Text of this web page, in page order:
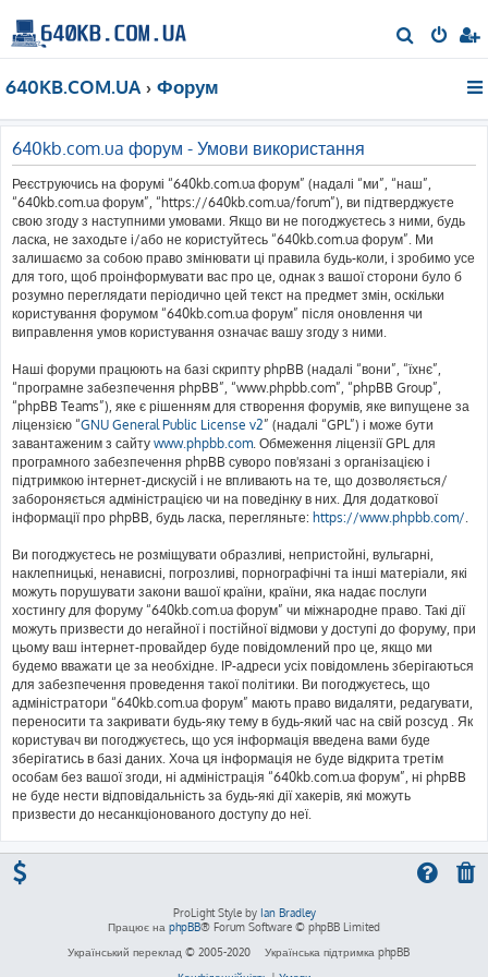
о
640KB.COM.UA Форум
640kb.com.ua форум - Умови використання
Реєструючись на форумі “640kb.com.ua форум” (надалі “ми”, “наш”,
“640kb.com.ua форум”, “https://640kb.com.ua/forum”), ви підтверджуєте
свою згоду з наступними умовами. Якщо ви не погоджуєтесь з ними, будь
ласка, не заходьте і/або не користуйтесь “640kb.com.ua форум”. Ми
залишаємо за собою право змінювати ці правила будь-коли, і зробимо усе
для того, щоб проінформувати вас про це, однак з вашої сторони було б
розумно переглядати періодично цей текст на предмет змін, оскільки
користування форумом “640kb.com.ua форум” після оновлення чи
виправлення умов користування означає вашу згоду з ними.
Наші форуми працюють на базі скрипту phpBB (надалі “вони”, “їхнє”,
“програмне забезпечення phpBB”, “www.phpbb.com”, “phpBB Group”,
“phpBB Teams”), яке є рішенням для створення форумів, яке випущене за
ліцензією “GNU General Public License v2” (надалі “GPL”) і може бути
завантаженим з сайту www.phpbb.com. Обмеження ліцензії GPL для
програмного забезпечення phpBB суворо пов'язані з організацією і
підтримкою інтернет-дискусій і не впливають на те, що дозволяється/
забороняється адміністрацією чи на поведінку в них. Для додаткової
інформації про phpBB, будь ласка, перегляньте: https://www.phpbb.com/.
Ви погоджуєтесь не розміщувати образливі, непристойні, вульгарні,
наклепницькі, ненависні, погрозливі, порнографічні та інші матеріали, які
можуть порушувати закони вашої країни, країни, яка надає послуги
хостингу для форуму “640kb.com.ua форум” чи міжнародне право. Такі дії
можуть призвести до негайної і постійної відмови у доступі до форуму, при
цьому ваш інтернет-провайдер буде повідомлений про це, якщо ми
будемо вважати це за необхідне. IP-адреси усіх повідомлень зберігаються
для забезпечення проведення такої політики. Ви погоджуєтесь, що
адміністратори “640kb.com.ua форум” мають право видаляти, редагувати,
переносити та закривати будь-яку тему в будь-який час на свій розсуд . Як
користувач ви погоджуєтесь, що уся інформація введена вами буде
зберігатись в базі даних. Хоча ця інформація не буде відкрита третім
особам без вашої згоди, ні адміністрація “640kb.com.ua форум”, ні phpBB
не буде нести відповідальність за будь-які дії хакерів, які можуть
призвести до несанкціонованого доступу до неї.
ProLight Style by Ian Bradley
Працює на phpBB® Forum Software © phpBB Limited
Український переклад © 2005-2020
Українська підтримка phpBB